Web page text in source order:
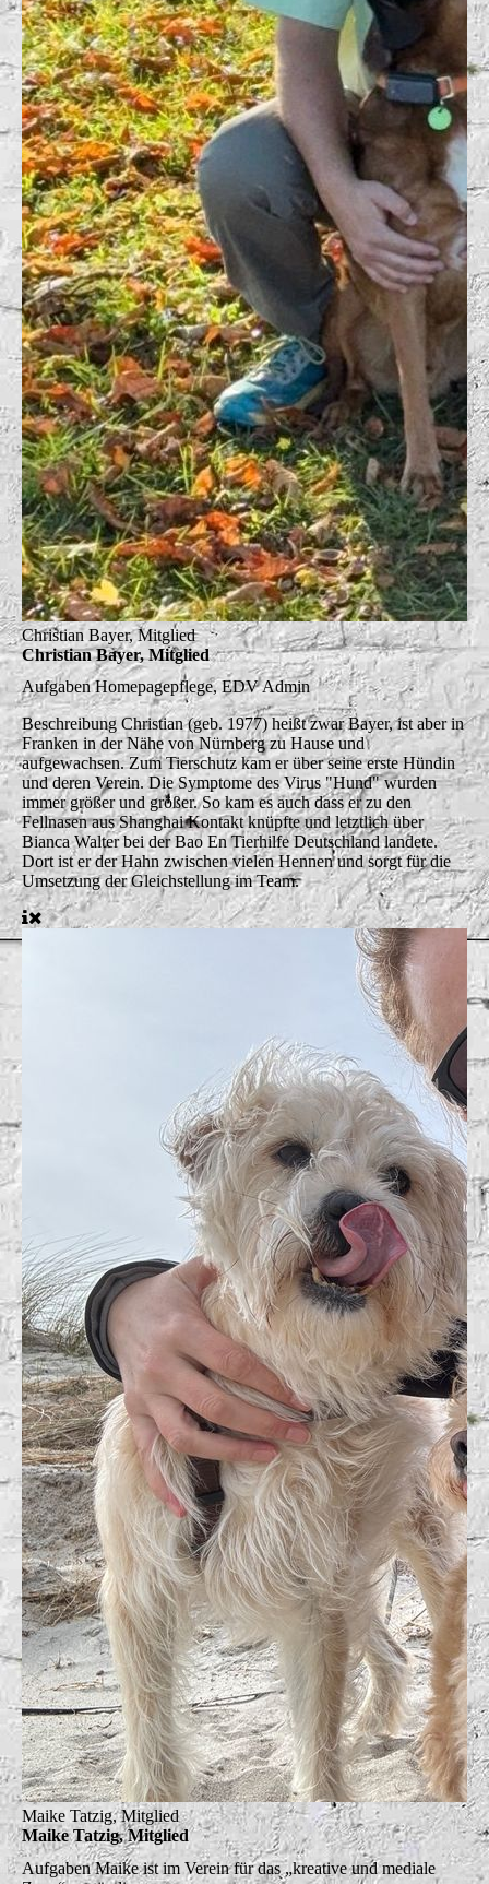
Christian Bayer, Mitglied
Christian Bayer, Mitglied
AufgabenHomepagepflege, EDV Admin
BeschreibungChristian (geb. 1977) heißt zwar Bayer, ist aber in
Franken in der Nähe von Nürnberg zu Hause und
aufgewachsen. Zum Tierschutz kam er über seine erste Hündin
und deren Verein. Die Symptome des Virus "Hund" wurden
immer größer und größer. So kam es auch dass er zu den
Fellnasen aus Shanghai Kontakt knüpfte und letztlich über
Bianca Walter bei der Bao En Tierhilfe Deutschland landete.
Dort ist er der Hahn zwischen vielen Hennen und sorgt für die
Umsetzung der Gleichstellung im Team.
Maike Tatzig, Mitglied
Maike Tatzig, Mitglied
AufgabenMaike ist im Verein für das „kreative und mediale